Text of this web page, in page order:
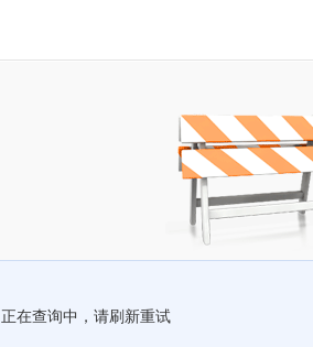
正在查询中，请刷新重试